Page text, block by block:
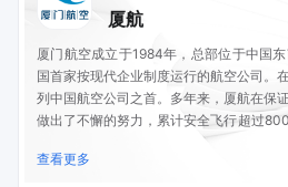
厦航
厦门航空成立于1984年，总部位于中国
国首家按现代企业制度运行的航空公司。
列中国航空公司之首。多年来，厦航在保
做出了不懈的努力，累计安全飞行超过
查看更多